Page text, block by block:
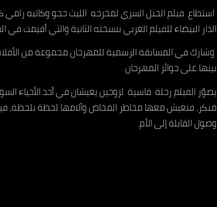
استطاع فيلم الحبل السري لمخرجه الليث حجو وكاتبه
الدار البيضاء للفيلم العربي بنسخته الثانية والتي أقيمت في الفترة بين 18 – 25 تشرين
بينها على جوائز المهرجان
يصوّر الفيلم رحلة قاسية لزوجين يعيشان في أحد الأحياء
مبكر، فنعيش معها مخاطر المخاض وآلامها لحظة بلحظة،
وصول القابلة إلى الأم.